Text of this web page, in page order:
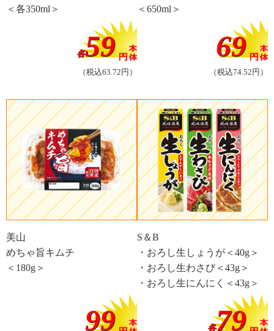
＜各350ml＞
各59
（税込63.72円）
＜650ml＞
69
（税込74.52円）
美山
めちゃ旨キムチ
＜180g＞
99
S＆B
・おろし生しょうが＜40g＞
・おろし生わさび＜43g＞
・おろし生にんにく＜43g＞
各79